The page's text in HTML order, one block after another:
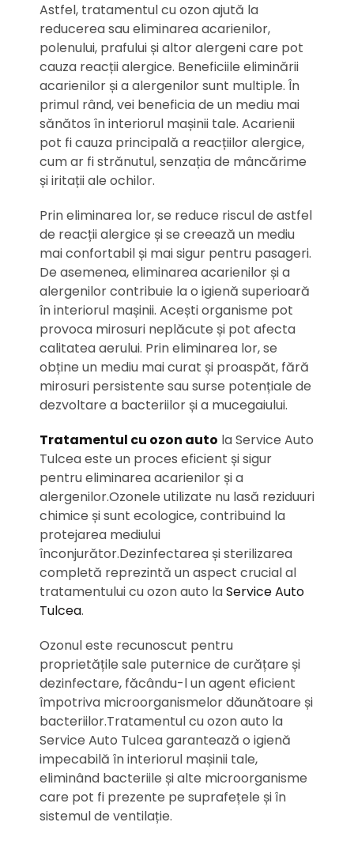
Astfel, tratamentul cu ozon ajută la
reducerea sau eliminarea acarienilor,
polenului, prafului și altor alergeni care pot
cauza reacții alergice. Beneficiile eliminării
acarienilor și a alergenilor sunt multiple. În
primul rând, vei beneficia de un mediu mai
sănătos în interiorul mașinii tale. Acarienii
pot fi cauza principală a reacțiilor alergice,
cum ar fi strănutul, senzația de mâncărime
și iritații ale ochilor.
Prin eliminarea lor, se reduce riscul de astfel
de reacții alergice și se creează un mediu
mai confortabil și mai sigur pentru pasageri.
De asemenea, eliminarea acarienilor și a
alergenilor contribuie la o igienă superioară
în interiorul mașinii. Acești organisme pot
provoca mirosuri neplăcute și pot afecta
calitatea aerului. Prin eliminarea lor, se
obține un mediu mai curat și proaspăt, fără
mirosuri persistente sau surse potențiale de
dezvoltare a bacteriilor și a mucegaiului.
Tratamentul cu ozon auto la Service Auto
Tulcea este un proces eficient și sigur
pentru eliminarea acarienilor și a
alergenilor.Ozonele utilizate nu lasă reziduuri
chimice și sunt ecologice, contribuind la
protejarea mediului
înconjurător.Dezinfectarea și sterilizarea
completă reprezintă un aspect crucial al
tratamentului cu ozon auto laService Auto
Tulcea.
Ozonul este recunoscut pentru
proprietățile sale puternice de curățare și
dezinfectare, făcându-l un agent eficient
împotriva microorganismelor dăunătoare și
bacteriilor.Tratamentul cu ozon auto la
Service Auto Tulcea garantează o igienă
impecabilă în interiorul mașinii tale,
eliminând bacteriile și alte microorganisme
care pot fi prezente pe suprafețele și în
sistemul de ventilație.